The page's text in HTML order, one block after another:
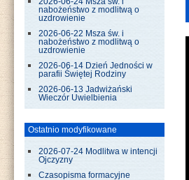
nabożeństwo z modlitwą o
uzdrowienie
2026-06-22 Msza św. i
nabożeństwo z modlitwą o
uzdrowienie
2026-06-14 Dzień Jedności w
parafii Świętej Rodziny
2026-06-13 Jadwiżański
Wieczór Uwielbienia
Ostatnio modyfikowane
2026-07-24 Modlitwa w intencji
Ojczyzny
Czasopisma formacyjne